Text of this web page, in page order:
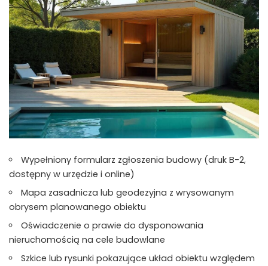
Wypełniony formularz zgłoszenia budowy (druk B-2,
dostępny w urzędzie i online)
Mapa zasadnicza lub geodezyjna z wrysowanym
obrysem planowanego obiektu
Oświadczenie o prawie do dysponowania
nieruchomością na cele budowlane
Szkice lub rysunki pokazujące układ obiektu względem